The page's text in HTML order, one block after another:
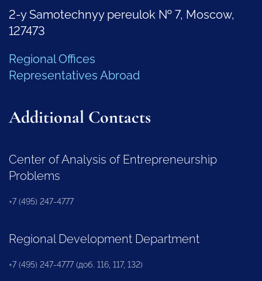
2-y Samotechnyy pereulok № 7, Moscow,
127473
Regional Offices
Representatives Abroad
Additional Contacts
Center of Analysis of Entrepreneurship
Problems
+7 (495) 247-4777
Regional Development Department
+7 (495) 247-4777 (доб. 116, 117, 132)